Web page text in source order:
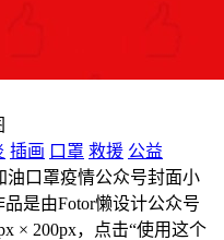
插画 口罩 救援 公益
油口罩疫情公众号封面小
是由Fotor懒设计公众号
× 200px，点击“使用这个